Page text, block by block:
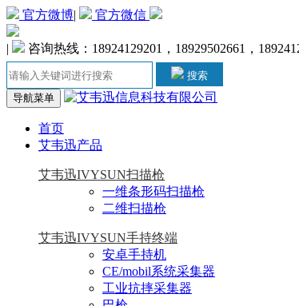
官方微博| 官方微信
| 咨询热线：18924129201，18929502661，
搜索
导航菜单
首页
艾韦迅产品
艾韦迅IVYSUN扫描枪
一维条形码扫描枪
二维扫描枪
艾韦迅IVYSUN手持终端
安卓手持机
CE/mobil系统采集器
工业抗摔采集器